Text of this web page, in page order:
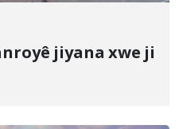
jiyana xwe ji